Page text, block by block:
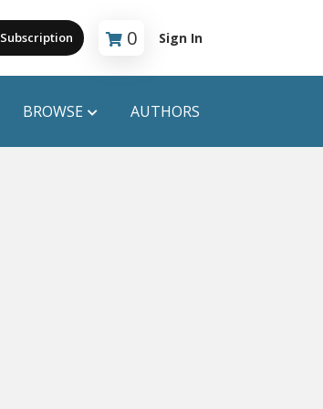
Subscription 0
Cart is empty
Sign In
BROWSE AUTHORS